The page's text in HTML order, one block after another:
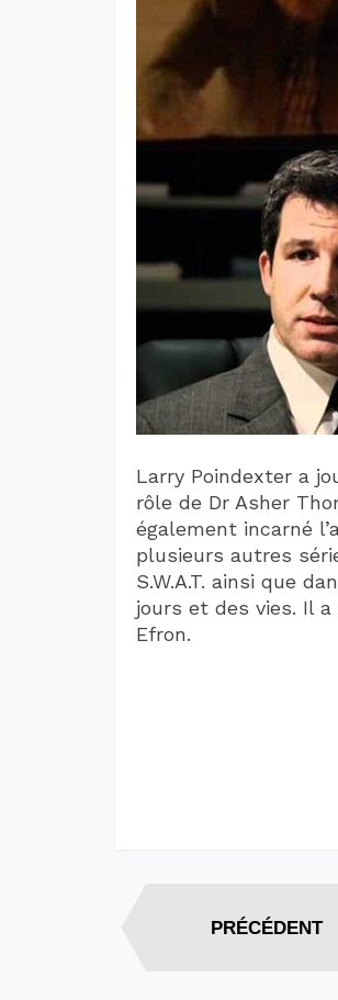
Larry Poindexter a
rôle de Dr Asher
également incarné
plusieurs autres
S.W.A.T. ainsi que
jours et des vies. Il a
Efron.
PRÉCÉDENT